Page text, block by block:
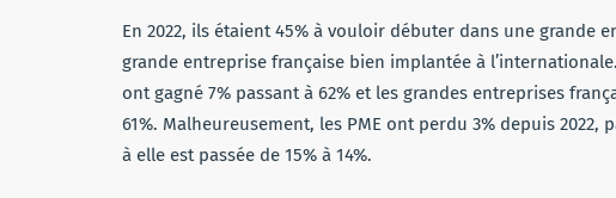
En 2022, ils étaient 45% à vouloir débuter dans une grande
grande entreprise française bien implantée à
ont gagné 7% passant à 62% et les grandes entreprises
61%. Malheureusement, les PME ont perdu 3% depuis
à elle est passée de 15% à 14%.